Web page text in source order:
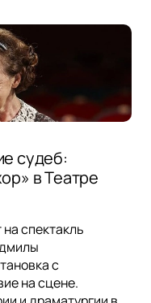
судеб:
в Театре
спектакль
с
на сцене.